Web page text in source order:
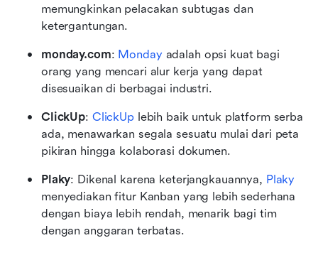
memungkinkan pelacakan subtugas dan
ketergantungan.
monday.com: Monday adalah opsi kuat bagi
orang yang mencari alur kerja yang dapat
disesuaikan di berbagai industri.
ClickUp: ClickUp lebih baik untuk platform serba
ada, menawarkan segala sesuatu mulai dari peta
pikiran hingga kolaborasi dokumen.
Plaky: Dikenal karena keterjangkauannya, Plaky
menyediakan fitur Kanban yang lebih sederhana
dengan biaya lebih rendah, menarik bagi tim
dengan anggaran terbatas.